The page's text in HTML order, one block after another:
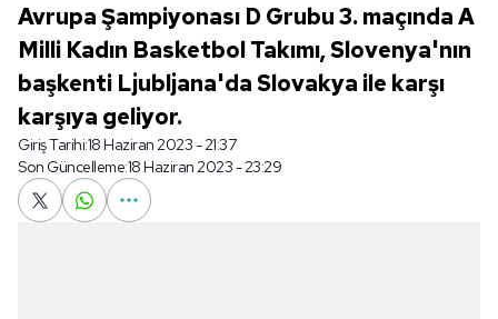
Avrupa Şampiyonası D Grubu 3. maçında A
Milli Kadın Basketbol Takımı, Slovenya'nın
başkenti Ljubljana'da Slovakya ile karşı
karşıya geliyor.
Giriş Tarihi:18 Haziran 2023 - 21:37
Son Güncelleme:18 Haziran 2023 - 23:29